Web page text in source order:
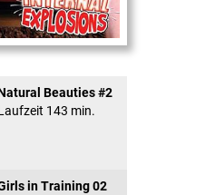
Beauties #2
143 min.
in Training 02